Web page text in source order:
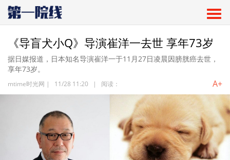
《导盲犬小Q》导演崔洋一去世 享年73岁
据日媒报道，日本知名导演崔洋一于11月27日凌晨因膀胱癌去世，
享年73岁。
mtime时光网 | 11/28 11:20 | 阅读： A+